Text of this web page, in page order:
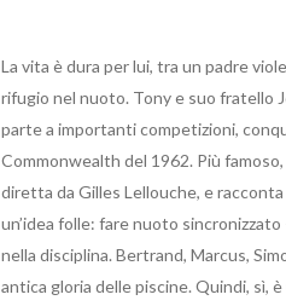
La vita è dura per lui, tra un padre
rifugio nel nuoto. Tony e suo fratello
parte a importanti competizioni,
Commonwealth del 1962. Più
diretta da Gilles Lellouche, e
un’idea folle: fare nuoto
nella disciplina. Bertrand, Marcus,
antica gloria delle piscine. Quindi, sì,